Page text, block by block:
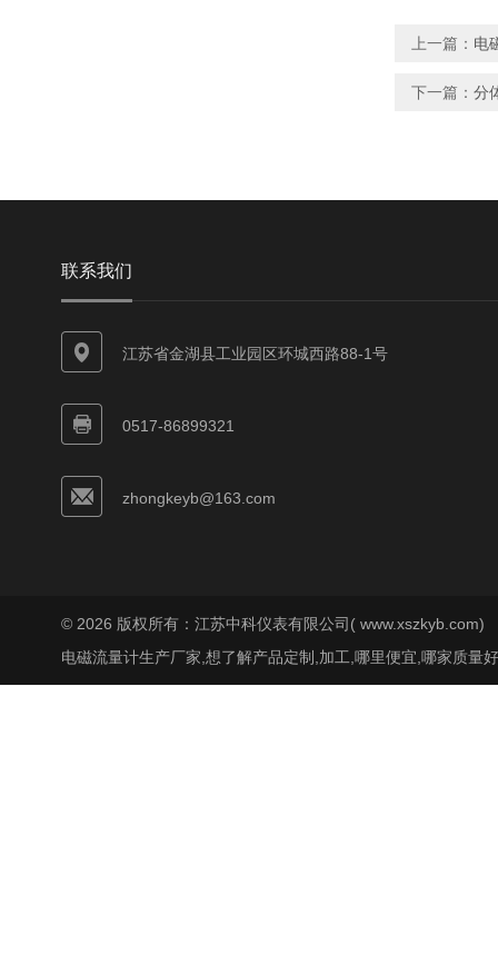
上一篇： 电
下一篇： 分
联系我们
江苏省金湖县工业园区环城西路88-1号
0517-86899321
zhongkeyb@163.com
© 2026 版权所有：江苏中科仪表有限公司( www.xszkyb.com)
电磁流量计生产厂家,想了解产品定制,加工,哪里便宜,哪家质量